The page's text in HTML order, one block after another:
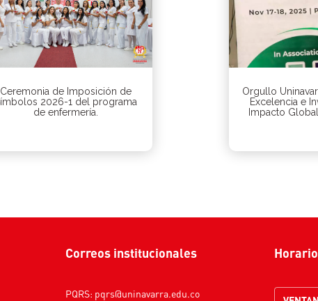
Ceremonia de Imposición de
2026-1 del programa
de enfermería.
Orgullo
Excelencia e
Impacto
Correos institucionales
PQRS: pqrs@uninavarra.edu.co